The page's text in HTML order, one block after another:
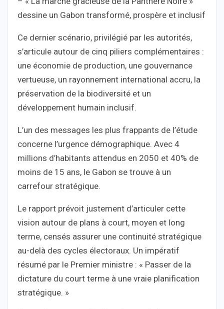
dessine un Gabon transformé, prospère et inclusif
Ce dernier scénario, privilégié par les autorités,
s’articule autour de cinq piliers complémentaires :
une économie de production, une gouvernance
vertueuse, un rayonnement international accru, la
préservation de la biodiversité et un
développement humain inclusif.
L’un des messages les plus frappants de l’étude
concerne l’urgence démographique. Avec 4
millions d’habitants attendus en 2050 et 40% de
moins de 15 ans, le Gabon se trouve à un
carrefour stratégique.
Le rapport prévoit justement d’articuler cette
vision autour de plans à court, moyen et long
terme, censés assurer une continuité stratégique
au-delà des cycles électoraux. Un impératif
résumé par le Premier ministre : « Passer de la
dictature du court terme à une vraie planification
stratégique. »